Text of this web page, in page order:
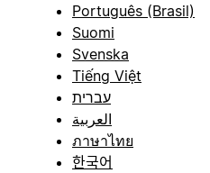
Português (Brasil)
Suomi
Svenska
Tiếng Việt
עברית
العربية
ภาษาไทย
한국어